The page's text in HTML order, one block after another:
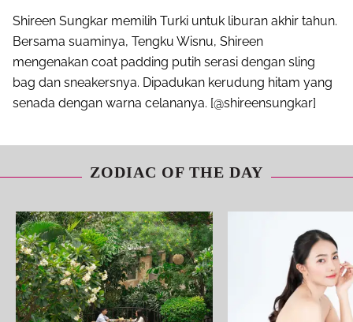
Shireen Sungkar memilih Turki untuk liburan akhir tahun.
Bersama suaminya, Tengku Wisnu, Shireen
mengenakan coat padding putih serasi dengan sling
bag dan sneakersnya. Dipadukan kerudung hitam yang
senada dengan warna celananya. [@shireensungkar]
ZODIAC OF THE DAY